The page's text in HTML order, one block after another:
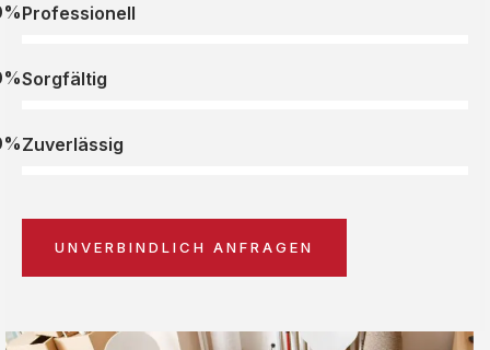
Professionell
Sorgfältig
Zuverlässig
UNVERBINDLICH ANFRAGEN